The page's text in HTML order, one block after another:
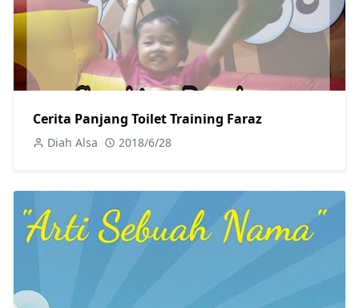
Cerita Panjang Toilet Training Faraz
Diah Alsa 2018/6/28